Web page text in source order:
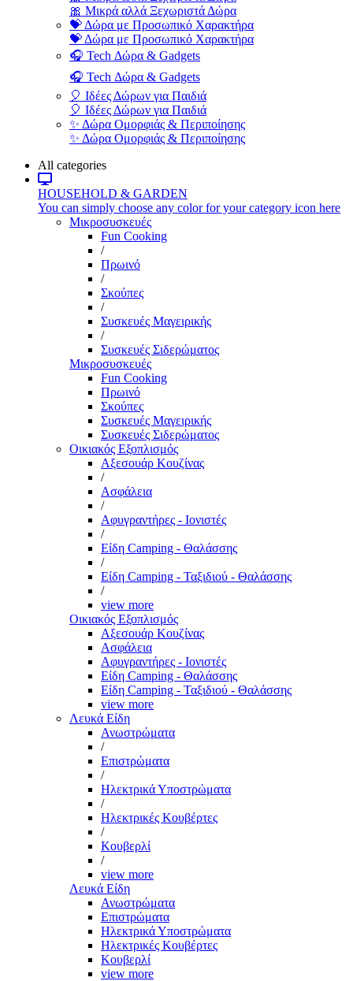
🎀 Μικρά αλλά Ξεχωριστά Δώρα
💝 Δώρα με Προσωπικό Χαρακτήρα
💝 Δώρα με Προσωπικό Χαρακτήρα
🎧 Tech Δώρα & Gadgets
🎧 Tech Δώρα & Gadgets
🎈 Ιδέες Δώρων για Παιδιά
🎈 Ιδέες Δώρων για Παιδιά
✨ Δώρα Ομορφιάς & Περιποίησης
✨ Δώρα Ομορφιάς & Περιποίησης
All categories
HOUSEHOLD & GARDEN
You can simply choose any color for your category icon here
Μικροσυσκευές
Fun Cooking
/
Πρωινό
/
Σκούπες
/
Συσκευές Μαγειρικής
/
Συσκευές Σιδερώματος
Μικροσυσκευές
Fun Cooking
Πρωινό
Σκούπες
Συσκευές Μαγειρικής
Συσκευές Σιδερώματος
Οικιακός Εξοπλισμός
Αξεσουάρ Κουζίνας
/
Ασφάλεια
/
Αφυγραντήρες - Ιονιστές
/
Είδη Camping - Θαλάσσης
/
Είδη Camping - Ταξιδιού - Θαλάσσης
/
view more
Οικιακός Εξοπλισμός
Αξεσουάρ Κουζίνας
Ασφάλεια
Αφυγραντήρες - Ιονιστές
Είδη Camping - Θαλάσσης
Είδη Camping - Ταξιδιού - Θαλάσσης
view more
Λευκά Είδη
Ανωστρώματα
/
Επιστρώματα
/
Ηλεκτρικά Υποστρώματα
/
Ηλεκτρικές Κουβέρτες
/
Κουβερλί
/
view more
Λευκά Είδη
Ανωστρώματα
Επιστρώματα
Ηλεκτρικά Υποστρώματα
Ηλεκτρικές Κουβέρτες
Κουβερλί
view more